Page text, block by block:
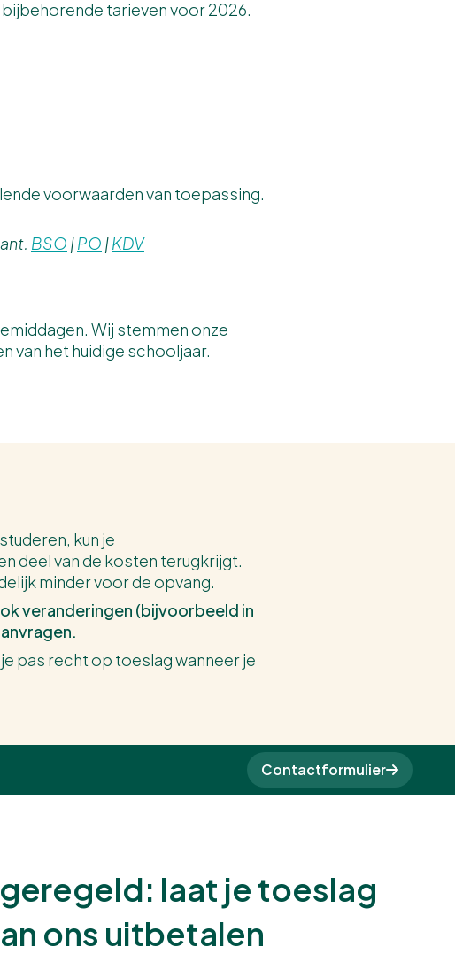
tarieven voor 2026.
voorwaarden van toepassing.
BSO |PO |KDV
Wij stemmen onze
van het huidige schooljaar.
kun je
deel van de kosten terugkrijgt.
minder voor de opvang.
veranderingen (bijvoorbeeld in
pas recht op toeslag wanneer je
Contactformulier
laat je toeslag
ons uitbetalen